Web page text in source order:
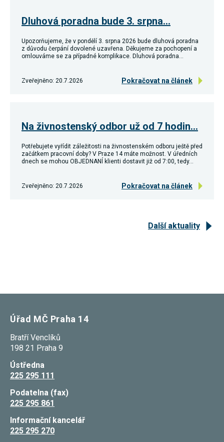
Dluhová poradna bude 3. srpna…
Upozorňujeme, že v pondělí 3. srpna 2026 bude dluhová poradna
z důvodu čerpání dovolené uzavřena. Děkujeme za pochopení a
omlouváme se za případné komplikace. Dluhová poradna…
Zveřejněno: 20.7.2026 Pokračovat na článek
Na živnostenský odbor už od 7 hodin…
Potřebujete vyřídit záležitosti na živnostenském odboru ještě před
začátkem pracovní doby? V Praze 14 máte možnost. V úředních
dnech se mohou OBJEDNANÍ klienti dostavit již od 7:00, tedy…
Zveřejněno: 20.7.2026 Pokračovat na článek
Další aktuality
Úřad MČ Praha 14
Bratří Venclíků
198 21 Praha 9
Ústředna
225 295 111
Podatelna (fax)
225 295 861
Informační kancelář
225 295 270
příjemcem obsahů
a reklam
Vašim zájmům.